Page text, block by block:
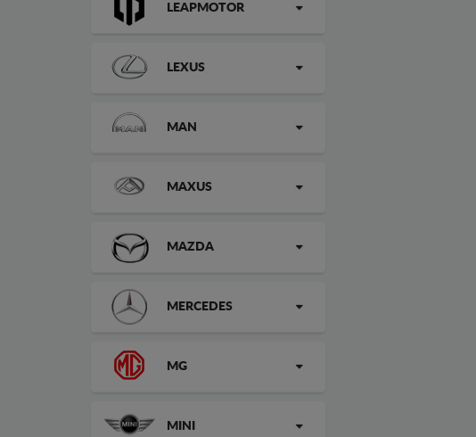
LEAPMOTOR
LEXUS
MAN
MAXUS
MAZDA
MERCEDES
MG
MINI